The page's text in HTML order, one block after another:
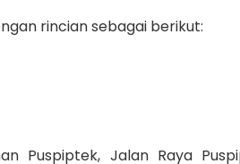
rincian sebagai berikut:
Puspiptek, Jalan Raya